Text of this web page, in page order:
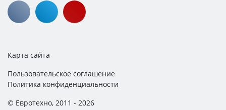
Карта сайта
Пользовательское соглашение
Политика конфиденциальности
© Евротехно, 2011 - 2026